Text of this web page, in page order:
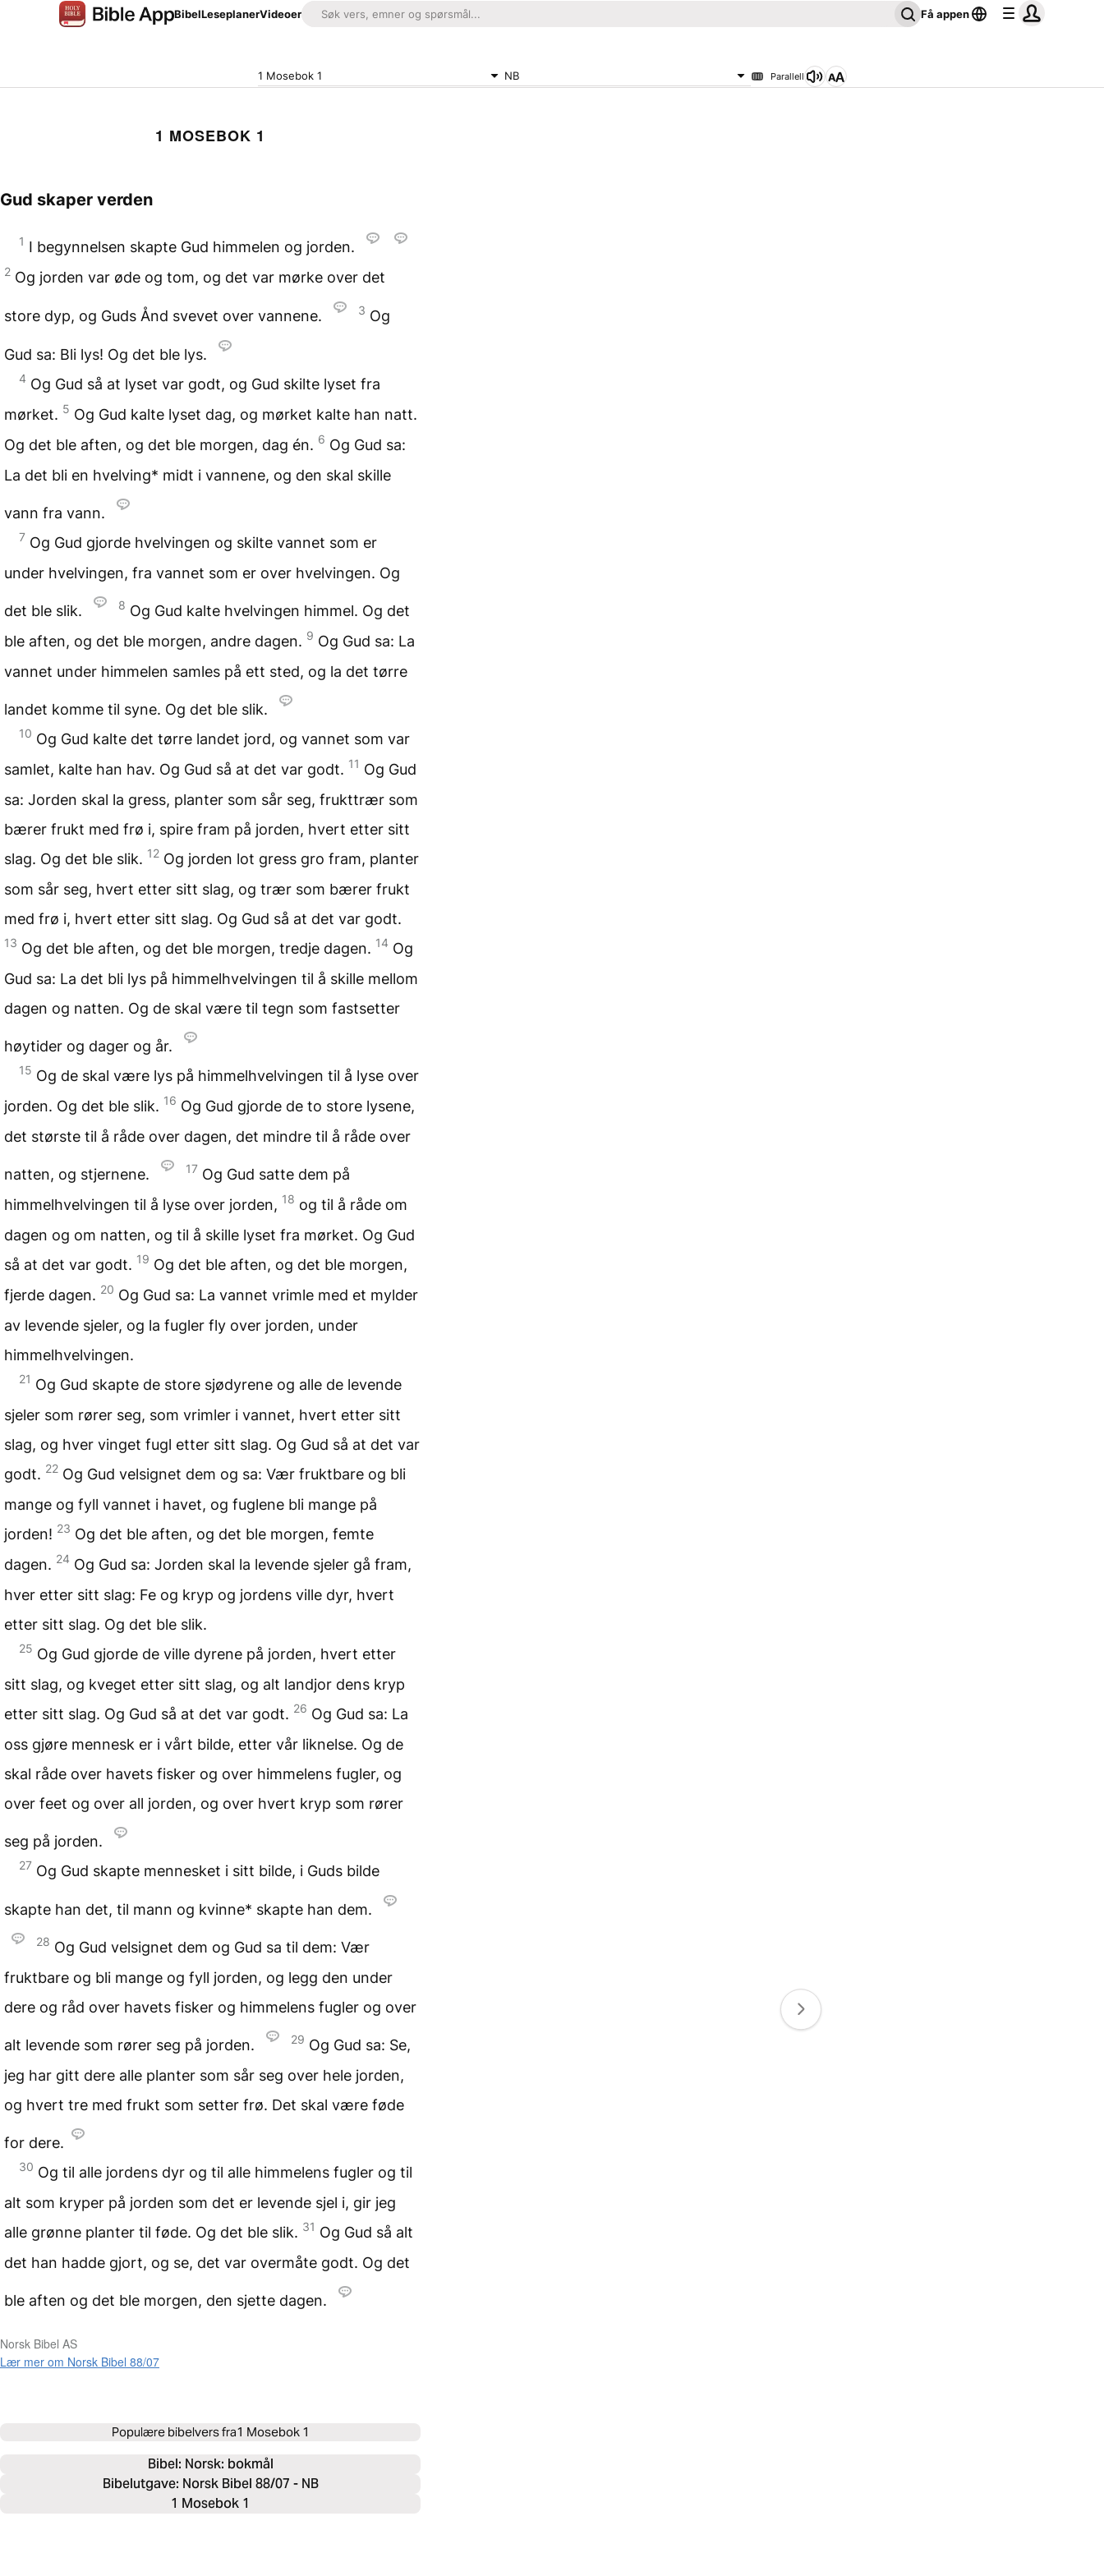
BibelLeseplanerVideoer Få appen
1 Mosebok 1 NB Parallell
1 MOSEBOK 1
Gud skaper verden
1 I begynnelsen skapte Gud himmelen og jorden.
2 Og jorden var øde og tom, og det var mørke over det
store dyp, og Guds Ånd svevet over vannene. 3 Og
Gud sa: Bli lys! Og det ble lys.
4 Og Gud så at lyset var godt, og Gud skilte lyset fra
mørket. 5 Og Gud kalte lyset dag, og mørket kalte han natt.
Og det ble aften, og det ble morgen, dag én. 6 Og Gud sa:
La det bli en hvelving* midt i vannene, og den skal skille
vann fra vann.
7 Og Gud gjorde hvelvingen og skilte vannet som er
under hvelvingen, fra vannet som er over hvelvingen. Og
det ble slik. 8 Og Gud kalte hvelvingen himmel. Og det
ble aften, og det ble morgen, andre dagen. 9 Og Gud sa: La
vannet under himmelen samles på ett sted, og la det tørre
landet komme til syne. Og det ble slik.
10 Og Gud kalte det tørre landet jord, og vannet som var
samlet, kalte han hav. Og Gud så at det var godt. 11 Og Gud
sa: Jorden skal la gress, planter som sår seg, frukttrær som
bærer frukt med frø i, spire fram på jorden, hvert etter sitt
slag. Og det ble slik. 12 Og jorden lot gress gro fram, planter
som sår seg, hvert etter sitt slag, og trær som bærer frukt
med frø i, hvert etter sitt slag. Og Gud så at det var godt.
13 Og det ble aften, og det ble morgen, tredje dagen. 14 Og
Gud sa: La det bli lys på himmelhvelvingen til å skille mellom
dagen og natten. Og de skal være til tegn som fastsetter
høytider og dager og år.
15 Og de skal være lys på himmelhvelvingen til å lyse over
jorden. Og det ble slik. 16 Og Gud gjorde de to store lysene,
det største til å råde over dagen, det mindre til å råde over
natten, og stjernene. 17 Og Gud satte dem på
himmelhvelvingen til å lyse over jorden, 18 og til å råde om
dagen og om natten, og til å skille lyset fra mørket. Og Gud
så at det var godt. 19 Og det ble aften, og det ble morgen,
fjerde dagen. 20 Og Gud sa: La vannet vrimle med et mylder
av levende sjeler, og la fugler fly over jorden, under
himmelhvelvingen.
21 Og Gud skapte de store sjødyrene og alle de levende
sjeler som rører seg, som vrimler i vannet, hvert etter sitt
slag, og hver vinget fugl etter sitt slag. Og Gud så at det var
godt. 22 Og Gud velsignet dem og sa: Vær fruktbare og bli
mange og fyll vannet i havet, og fuglene bli mange på
jorden! 23 Og det ble aften, og det ble morgen, femte
dagen. 24 Og Gud sa: Jorden skal la levende sjeler gå fram,
hver etter sitt slag: Fe og kryp og jordens ville dyr, hvert
etter sitt slag. Og det ble slik.
25 Og Gud gjorde de ville dyrene på jorden, hvert etter
sitt slag, og kveget etter sitt slag, og alt landjor dens kryp
etter sitt slag. Og Gud så at det var godt. 26 Og Gud sa: La
oss gjøre mennesk er i vårt bilde, etter vår liknelse. Og de
skal råde over havets fisker og over himmelens fugler, og
over feet og over all jorden, og over hvert kryp som rører
seg på jorden.
27 Og Gud skapte mennesket i sitt bilde, i Guds bilde
skapte han det, til mann og kvinne* skapte han dem.
28 Og Gud velsignet dem og Gud sa til dem: Vær
fruktbare og bli mange og fyll jorden, og legg den under
dere og råd over havets fisker og himmelens fugler og over
alt levende som rører seg på jorden. 29 Og Gud sa: Se,
jeg har gitt dere alle planter som sår seg over hele jorden,
og hvert tre med frukt som setter frø. Det skal være føde
for dere.
30 Og til alle jordens dyr og til alle himmelens fugler og til
alt som kryper på jorden som det er levende sjel i, gir jeg
alle grønne planter til føde. Og det ble slik. 31 Og Gud så alt
det han hadde gjort, og se, det var overmåte godt. Og det
ble aften og det ble morgen, den sjette dagen.
Norsk Bibel AS
Lær mer om Norsk Bibel 88/07
Populære bibelvers fra1 Mosebok 1
Bibel: Norsk: bokmål
Bibelutgave: Norsk Bibel 88/07 - NB
1 Mosebok 1